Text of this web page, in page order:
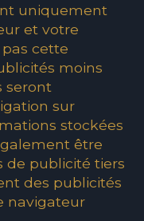
uniquement
et votre
pas cette
moins
seront
sur
stockées
être
de publicité tiers
des publicités
navigateur